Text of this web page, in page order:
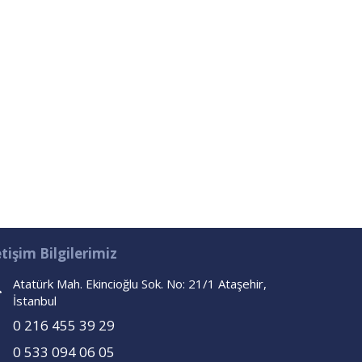
Bilgilerimiz
Atatürk Mah. Ekincioğlu Sok. No: 21/1 Ataşehir,
İstanbul
0 216 455 39 29
0 533 094 06 05